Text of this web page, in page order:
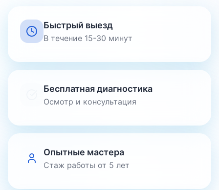
Быстрый выезд
В течение 15-30 минут
Бесплатная диагностика
Осмотр и консультация
Опытные мастера
Стаж работы от 5 лет